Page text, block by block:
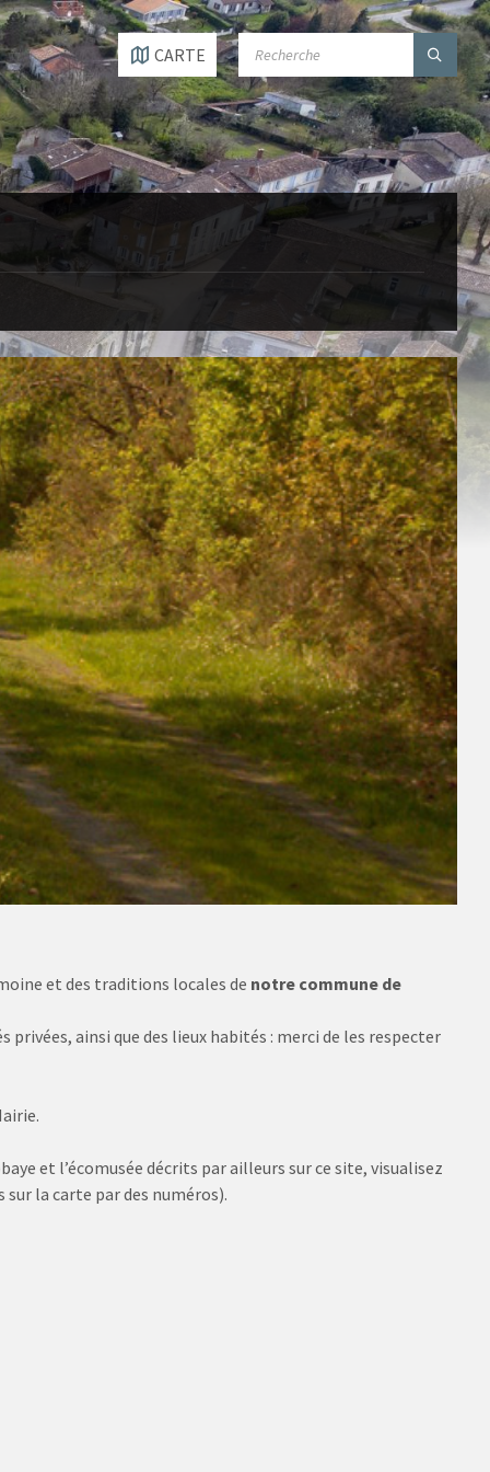
CARTE
SEARCH:
et des traditions locales de notre commune de
ainsi que des lieux habités : merci de les respecter
et l’écomusée décrits par ailleurs sur ce site, visualisez
la carte par des numéros).